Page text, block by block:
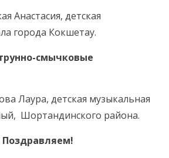
Анастасия, детская
города Кокшетау.
смычковые
Лаура, детская музыкальная
Шортандинского района.
Поздравляем!